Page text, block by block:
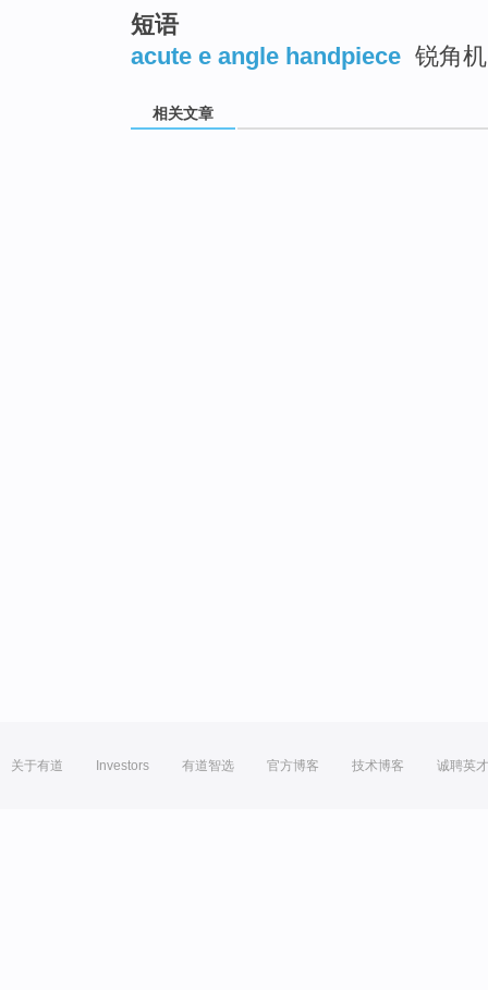
短语
acute e angle handpiece 锐角
相关文章
关于有道 Investors 有道智选 官方博客 技术博客 诚聘英才